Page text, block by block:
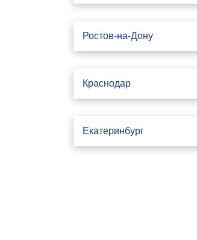
Ростов-на-Дону
Краснодар
Екатеринбург